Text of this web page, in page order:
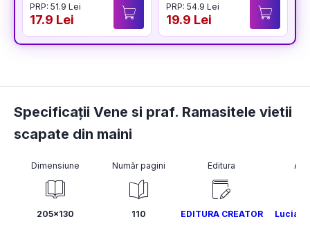
PRP: 51.9 Lei
17.9 Lei
PRP: 54.9 Lei
19.9 Lei
Specificații Vene si praf. Ramasitele vietii
scapate din maini
Dimensiune
205x130
Număr pagini
110
Editura
EDITURA CREATOR Lucian